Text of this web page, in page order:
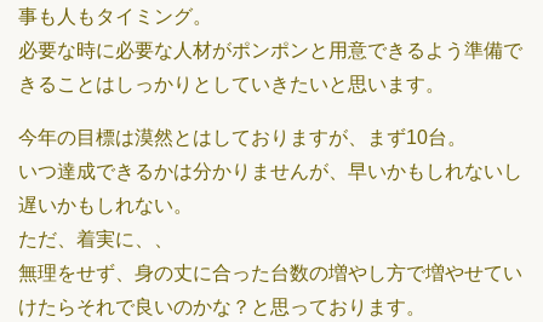
事も人もタイミング。
必要な時に必要な人材がポンポンと用意できるよう準備で
きることはしっかりとしていきたいと思います。
今年の目標は漠然とはしておりますが、まず10台。
いつ達成できるかは分かりませんが、早いかもしれないし
遅いかもしれない。
ただ、着実に、、
無理をせず、身の丈に合った台数の増やし方で増やせてい
けたらそれで良いのかな？と思っております。